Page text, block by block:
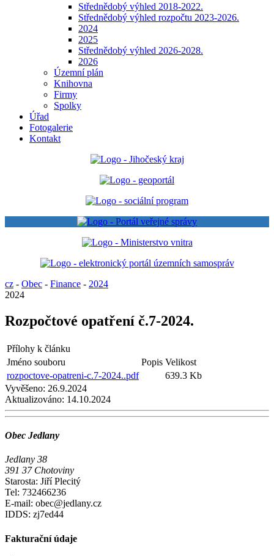
Střednědobý výhled 2018-2022.
Střednědobý výhled rozpočtu 2023-2026.
2024
2025
Střednědobý výhled 2026-2028.
2026
Územní plán
Knihovna
Firmy
Spolky
Úřad
Fotogalerie
Kontakt
cz - Obec - Finance - 2024
2024
Rozpočtové opatření č.7-2024.
Přílohy k článku
Jméno souboru
Popis Velikost
rozpoctove-opatreni-c.7-2024..pdf
639.3 Kb
Vyvěšeno: 26.9.2024
Aktualizováno: 14.10.2024
Obec Jedlany
Jedlany 38
391 37 Chotoviny
Starosta: Jiří Plecitý
Tel: 732466236
E-mail: obec@jedlany.cz
IDDS: zj7ed44
Fakturační údaje